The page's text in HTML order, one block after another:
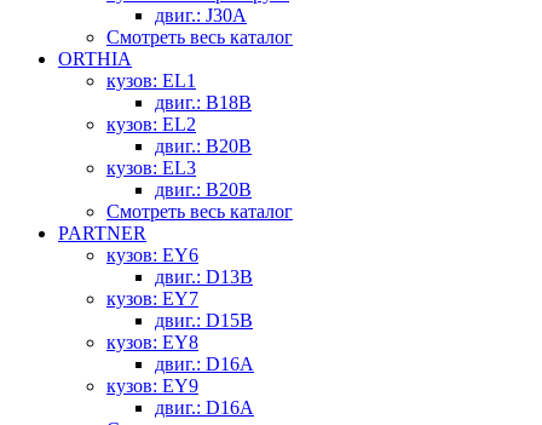
двиг.: J30A
Смотреть весь каталог
ORTHIA
кузов: EL1
двиг.: B18B
кузов: EL2
двиг.: B20B
кузов: EL3
двиг.: B20B
Смотреть весь каталог
PARTNER
кузов: EY6
двиг.: D13B
кузов: EY7
двиг.: D15B
кузов: EY8
двиг.: D16A
кузов: EY9
двиг.: D16A